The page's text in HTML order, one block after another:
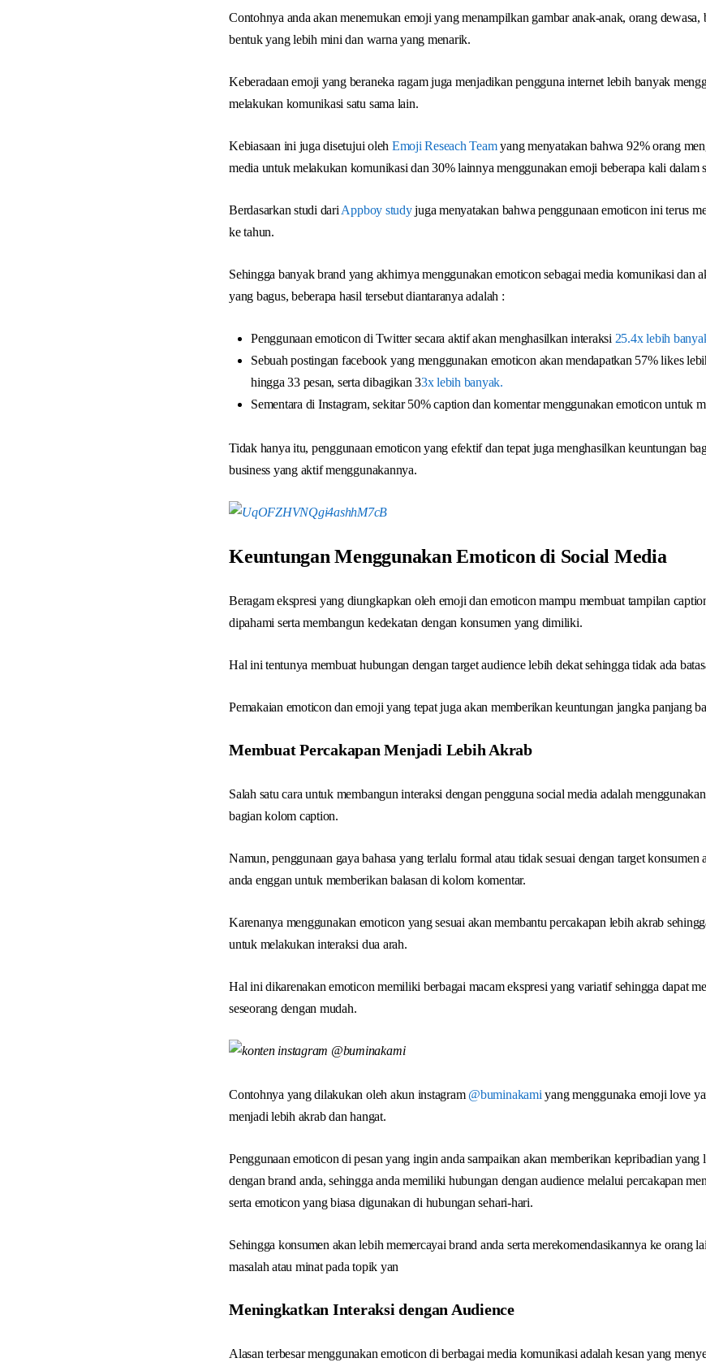
Contohnya anda akan menemukan emoji yang menampilkan gambar anak-anak, orang dewasa,
bentuk yang lebih mini dan warna yang menarik.
Keberadaan emoji yang beraneka ragam juga menjadikan pengguna internet lebih banyak
melakukan komunikasi satu sama lain.
Kebiasaan ini juga disetujui oleh Emoji Reseach Teamyang menyatakan bahwa 92% orang
media untuk melakukan komunikasi dan 30% lainnya menggunakan emoji beberapa kali dalam
Berdasarkan studi dari Appboy studyjuga menyatakan bahwa penggunaan emoticon ini terus
ke tahun.
Sehingga banyak brand yang akhirnya menggunakan emoticon sebagai media komunikasi dan
yang bagus, beberapa hasil tersebut diantaranya adalah :
Penggunaan emoticon di Twitter secara aktif akan menghasilkan interaksi 25.4x lebih
Sebuah postingan facebook yang menggunakan emoticon akan mendapatkan 57% likes
hingga 33 pesan, serta dibagikan 33x lebih banyak.
Sementara di Instagram, sekitar 50% caption dan komentar menggunakan emoticon untuk
Tidak hanya itu, penggunaan emoticon yang efektif dan tepat juga menghasilkan keuntungan
business yang aktif menggunakannya.
Keuntungan Menggunakan Emoticon di Social Media
Beragam ekspresi yang diungkapkan oleh emoji dan emoticon mampu membuat tampilan
dipahami serta membangun kedekatan dengan konsumen yang dimiliki.
Hal ini tentunya membuat hubungan dengan target audience lebih dekat sehingga tidak ada
Pemakaian emoticon dan emoji yang tepat juga akan memberikan keuntungan jangka panjang
Membuat Percakapan Menjadi Lebih Akrab
Salah satu cara untuk membangun interaksi dengan pengguna social media adalah
bagian kolom caption.
Namun, penggunaan gaya bahasa yang terlalu formal atau tidak sesuai dengan target
anda enggan untuk memberikan balasan di kolom komentar.
Karenanya menggunakan emoticon yang sesuai akan membantu percakapan lebih akrab
untuk melakukan interaksi dua arah.
Hal ini dikarenakan emoticon memiliki berbagai macam ekspresi yang variatif sehingga dapat
seseorang dengan mudah.
Contohnya yang dilakukan oleh akun instagram@buminakamiyang menggunaka emoji love
menjadi lebih akrab dan hangat.
Penggunaan emoticon di pesan yang ingin anda sampaikan akan memberikan kepribadian
dengan brand anda, sehingga anda memiliki hubungan dengan audience melalui percakapan
serta emoticon yang biasa digunakan di hubungan sehari-hari.
Sehingga konsumen akan lebih memercayai brand anda serta merekomendasikannya ke orang
masalah atau minat pada topik yan
Meningkatkan Interaksi dengan Audience
Alasan terbesar menggunakan emoticon di berbagai media komunikasi adalah kesan yang